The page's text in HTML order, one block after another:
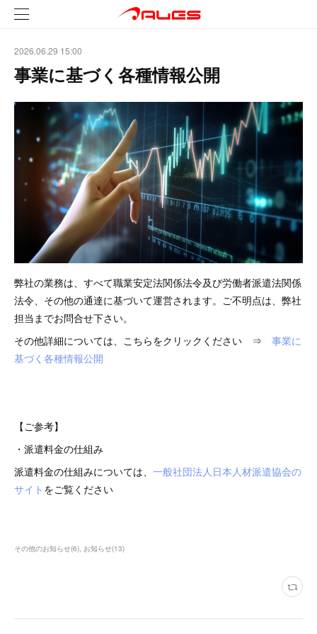
2026.06.29 15:00
事業に基づく各種情報公開
弊社の業務は、すべて職業安定法関係法令及び労働者派遣法関係
法令、その他の通達に基づいて運営されます。ご不明点は、弊社
担当までお問合せ下さい。
その他詳細については、こちらをクリックください ⇒ 事業に
基づく各種情報公開
【ご参考】
・派遣料金の仕組み
派遣料金の仕組みについては、 一般社団法人日本人材派遣協会の
サイト をご覧ください
その他のお知らせ(6) お知らせ(13)